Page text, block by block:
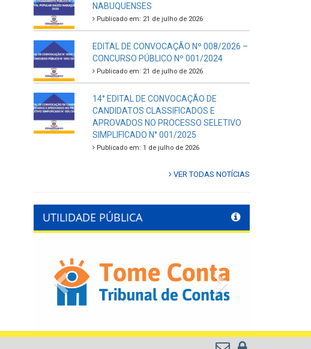
NABUQUENSES
Publicado em: 21 de julho de 2026
EDITAL DE CONVOCAÇÃO Nº 008/2026 –
CONCURSO PÚBLICO Nº 001/2024
Publicado em: 21 de julho de 2026
14° EDITAL DE CONVOCAÇÃO DE
CANDIDATOS CLASSIFICADOS E
APROVADOS NO PROCESSO SELETIVO
SIMPLIFICADO N° 001/2025
Publicado em: 1 de julho de 2026
VER TODAS NOTÍCIAS
UTILIDADE PÚBLICA
Previous Next